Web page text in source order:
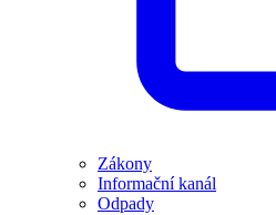
Zákony
Informační kanál
Odpady